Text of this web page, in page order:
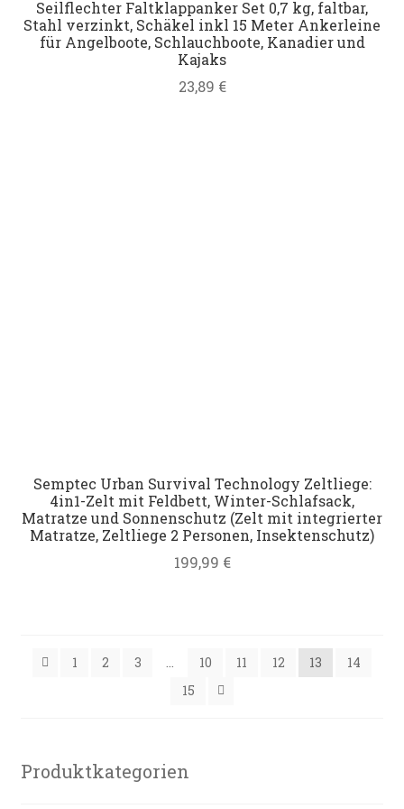
Seilflechter Faltklappanker Set 0,7 kg, faltbar,
Stahl verzinkt, Schäkel inkl 15 Meter Ankerleine
für Angelboote, Schlauchboote, Kanadier und
Kajaks
23,89 €
Semptec Urban Survival Technology Zeltliege:
4in1-Zelt mit Feldbett, Winter-Schlafsack,
Matratze und Sonnenschutz (Zelt mit integrierter
Matratze, Zeltliege 2 Personen, Insektenschutz)
199,99 €
1 2 3 … 10 11 12 13
14
15
Produktkategorien